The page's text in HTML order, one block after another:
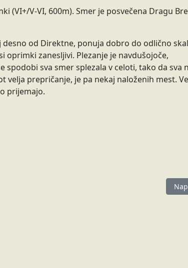
(VI+/V-VI, 600m). Smer je posvečena Dragu
od Direktne, ponuja dobro do odlično
oprimki zanesljivi. Plezanje je navdušojoče,
sva smer splezala v celoti, tako da sva
velja prepričanje, je pa nekaj naloženih mest.
prijemajo.
Alpah